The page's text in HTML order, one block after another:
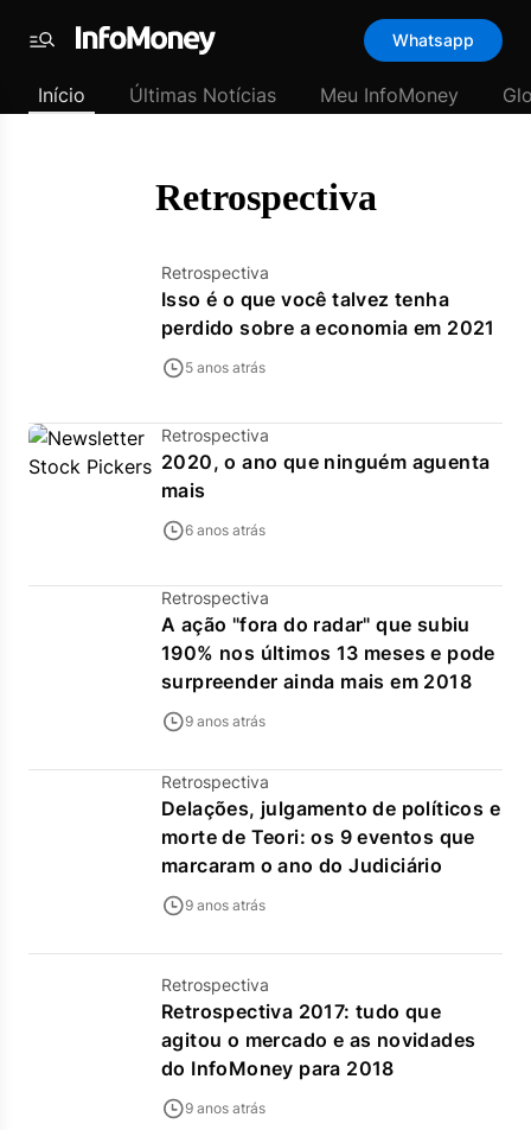
padrão
Últimas
Menu
Whatsapp
Início Últimas Notícias Meu InfoMoney
Retrospectiva
Retrospectiva
Isso é o que você talvez tenha
perdido sobre a economia em 2021
5 anos atrás
Retrospectiva
2020, o ano que ninguém aguenta
mais
6 anos atrás
Retrospectiva
A ação "fora do radar" que subiu
190% nos últimos 13 meses e pode
surpreender ainda mais em 2018
9 anos atrás
Retrospectiva
Delações, julgamento de políticos e
morte de Teori: os 9 eventos que
marcaram o ano do Judiciário
9 anos atrás
Retrospectiva
Retrospectiva 2017: tudo que
agitou o mercado e as novidades
do InfoMoney para 2018
9 anos atrás